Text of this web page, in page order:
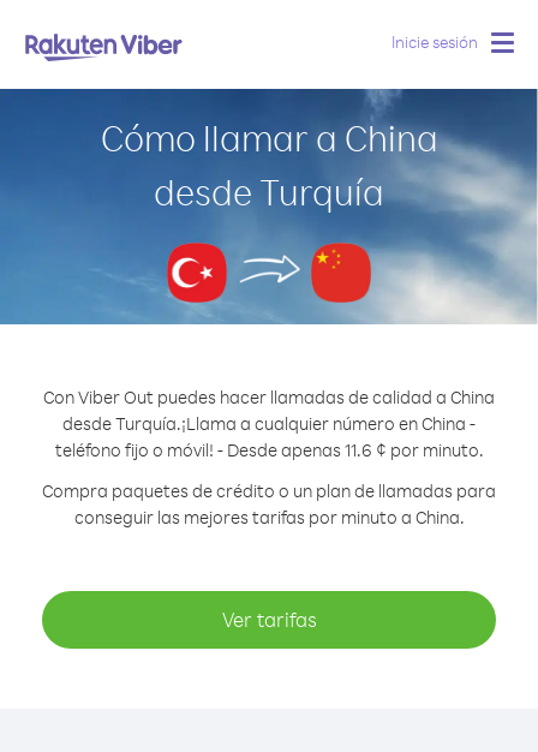
Inicie sesión
Cómo llamar a China
desde Turquía
Con Viber Out puedes hacer llamadas de calidad a China
desde Turquía.¡Llama a cualquier número en China -
teléfono fijo o móvil! - Desde apenas 11.6 ¢ por minuto.
Compra paquetes de crédito o un plan de llamadas para
conseguir las mejores tarifas por minuto a China.
Ver tarifas